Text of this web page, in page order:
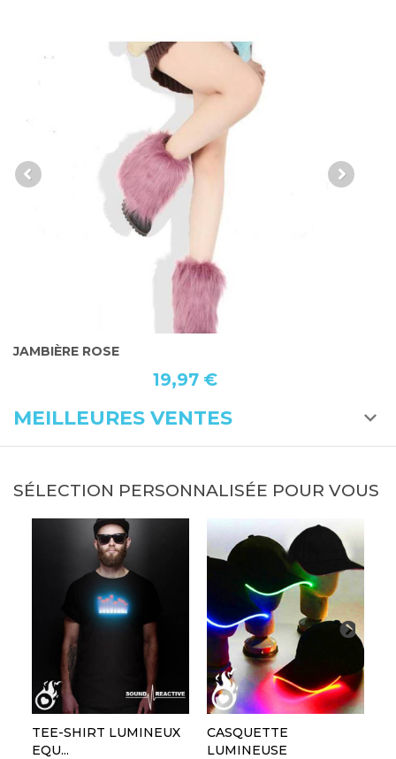
COLLANT DE DANSE
19,97 €
MEILLEURES VENTES
SÉLECTION PERSONNALISÉE POUR VOUS
TEE-SHIRT LUMINEUX
EQU...
CASQUETTE
LUMINEUSE